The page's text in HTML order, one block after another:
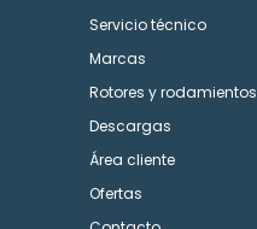
Servicio técnico
Marcas
Rotores y rodamientos
Descargas
Área cliente
Ofertas